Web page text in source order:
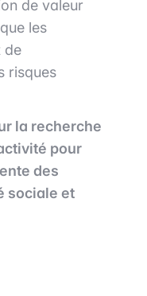
de valeur
les
de
risques
la recherche
pour
des
sociale et